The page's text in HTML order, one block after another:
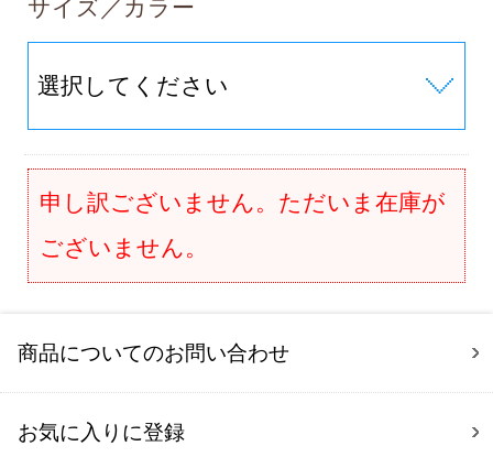
サイズ／カラー
申し訳ございません。ただいま在庫が
ございません。
商品についてのお問い合わせ
お気に入りに登録